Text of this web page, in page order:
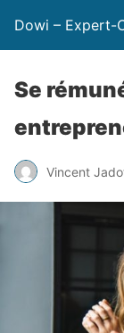
Dowi – Expert-
Se
Vincent